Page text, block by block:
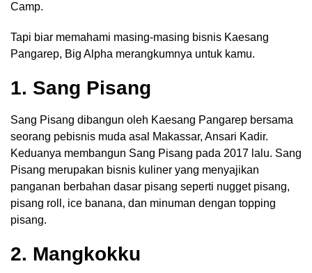
Camp.
Tapi biar memahami masing-masing bisnis Kaesang
Pangarep, Big Alpha merangkumnya untuk kamu.
1. Sang Pisang
Sang Pisang dibangun oleh Kaesang Pangarep bersama
seorang pebisnis muda asal Makassar, Ansari Kadir.
Keduanya membangun Sang Pisang pada 2017 lalu. Sang
Pisang merupakan bisnis kuliner yang menyajikan
panganan berbahan dasar pisang seperti nugget pisang,
pisang roll, ice banana, dan minuman dengan topping
pisang.
2. Mangkokku